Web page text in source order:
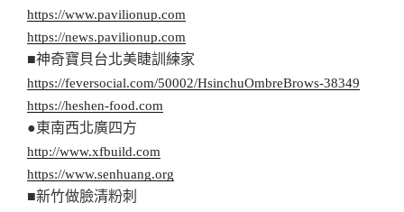
https://www.pavilionup.com
https://news.pavilionup.com
■神奇寶貝台北美睫訓練家
https://feversocial.com/50002/HsinchuOmbreBrows-38349
https://heshen-food.com
●東南西北廣四方
http://www.xfbuild.com
https://www.senhuang.org
■新竹做臉清粉刺